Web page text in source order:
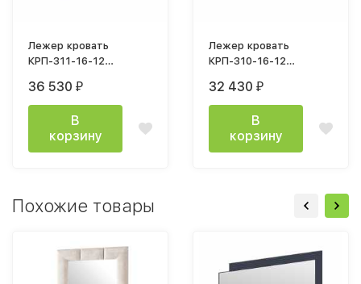
Лежер кровать
КРП-311-16-12
серый / ткань Missoni
14
36 530 ₽
В
корзину
Лежер кровать
КРП-310-16-12
серый / холст
сапфировый
32 430 ₽
В
корзину
Похожие товары